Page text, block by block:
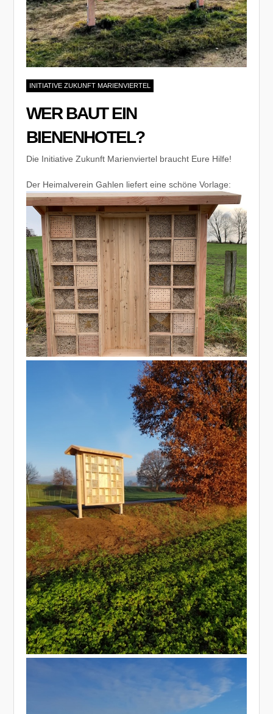
INITIATIVE ZUKUNFT MARIENVIERTEL
WER BAUT EIN
BIENENHOTEL?
Die Initiative Zukunft Marienviertel braucht Eure Hilfe!
Der Heimalverein Gahlen liefert eine schöne Vorlage: